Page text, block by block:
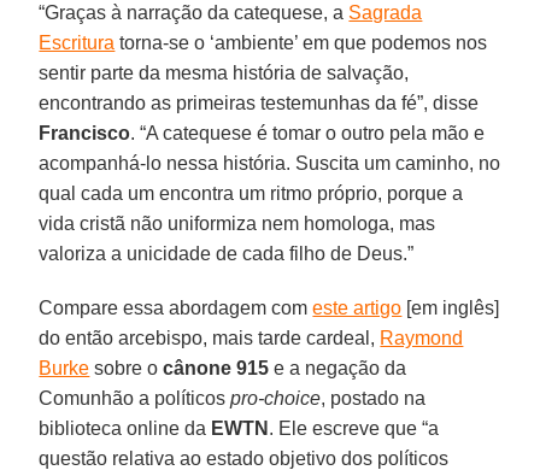
“Graças à narração da catequese, a Sagrada
Escritura torna-se o ‘ambiente’ em que podemos nos
sentir parte da mesma história de salvação,
encontrando as primeiras testemunhas da fé”, disse
Francisco. “A catequese é tomar o outro pela mão e
acompanhá-lo nessa história. Suscita um caminho, no
qual cada um encontra um ritmo próprio, porque a
vida cristã não uniformiza nem homologa, mas
valoriza a unicidade de cada filho de Deus.”
Compare essa abordagem comeste artigo [em inglês]
do então arcebispo, mais tarde cardeal, Raymond
Burke sobre ocânone 915 e a negação da
Comunhão a políticospro-choice, postado na
biblioteca online da EWTN . Ele escreve que “a
questão relativa ao estado objetivo dos políticos